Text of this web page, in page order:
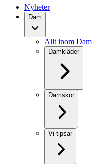
Nyheter
Dam
Allt inom Dam
Damkläder
Damskor
Vi tipsar